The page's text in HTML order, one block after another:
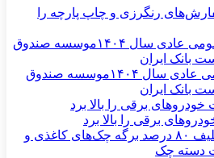
رنگرزی و چاپ پارچه را
برگزاری جلسه مجمع عمومی عادی سال ۱۴۰۴موسسه صندوق
بانک ایران
برقی را بالا برد